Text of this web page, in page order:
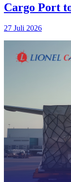
Cargo Port
27 Juli 2026